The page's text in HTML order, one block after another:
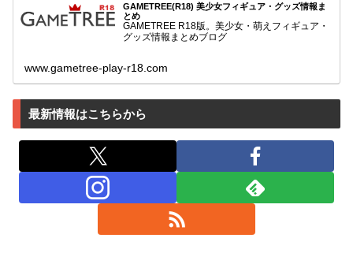
GAMETREE(R18) 美少女フィギュア・グッズ情報ま
とめ
GAMETREE R18版。美少女・萌えフィギュア・
グッズ情報まとめブログ
www.gametree-play-r18.com
最新情報はこちらから